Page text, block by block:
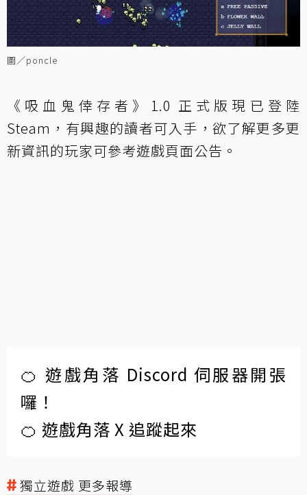
圖／poncle
《吸血鬼倖存者》1.0 正式版現已登陸
Steam，有興趣的讀者可入手，欲了解更多更
新資訊的玩家可參考遊戲頁面公告。
🍊 遊戲角落 Discord 伺服器開張
囉！
🍊 遊戲角落 X 追蹤起來
獨立遊戲 更多報導